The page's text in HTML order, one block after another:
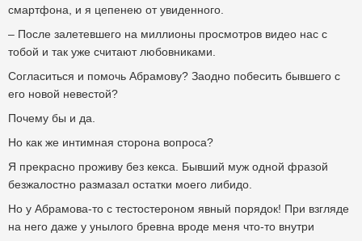
смартфона, и я цепенею от увиденного.
– После залетевшего на миллионы просмотров видео нас с
тобой и так уже считают любовниками.
Согласиться и помочь Абрамову? Заодно побесить бывшего с
его новой невестой?
Почему бы и да.
Но как же интимная сторона вопроса?
Я прекрасно проживу без кекса. Бывший муж одной фразой
безжалостно размазал остатки моего либидо.
Но у Абрамова-то с тестостероном явный порядок! При взгляде
на него даже у унылого бревна вроде меня что-то внутри